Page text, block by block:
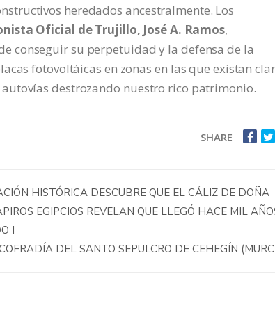
heredados ancestralmente. Los
Oficial de Trujillo, José A. Ramos,
conseguir su perpetuidad y la defensa de la
fotovoltáicas en zonas en las que existan
destrozando nuestro rico patrimonio.
SHARE
HISTÓRICA DESCUBRE QUE EL CÁLIZ DE DOÑA
EGIPCIOS REVELAN QUE LLEGÓ HACE MIL
I
DEL SANTO SEPULCRO DE CEHEGÍN